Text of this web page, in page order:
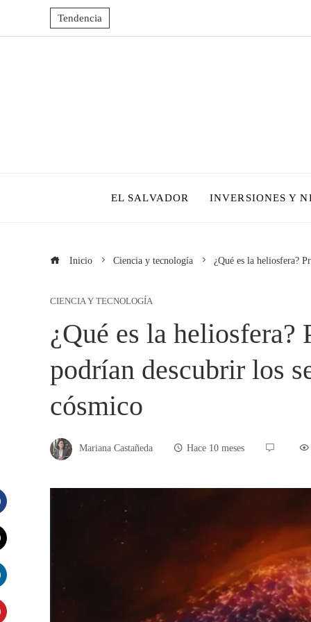
Tendencia
EL SALVADOR INVERSIONES Y
Inicio Ciencia y tecnología ¿Qué es la heliosfera?
CIENCIA Y TECNOLOGÍA
¿Qué es la heliosfera?
podrían descubrir los
cósmico
Mariana Castañeda Hace 10 meses